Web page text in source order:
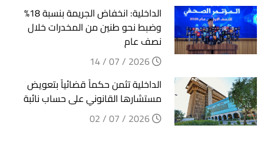
الداخلية: انخفاض الجريمة بنسبة 18%
وضبط نحو طنين من المخدرات خلال
نصف عام
الداخلية تثمن حكماً قضائياً بتعويض
مستشارها القانوني على حساب نائبة